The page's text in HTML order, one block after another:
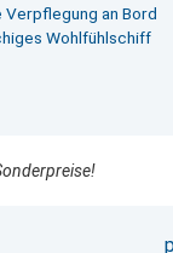
Verpflegung an Bord
Wohlfühlschiff